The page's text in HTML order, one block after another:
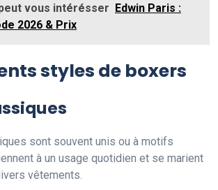
vous intérésser Edwin Paris :
2026 & Prix
styles de boxers
sont souvent unis ou à motifs
à un usage quotidien et se marient
vêtements.